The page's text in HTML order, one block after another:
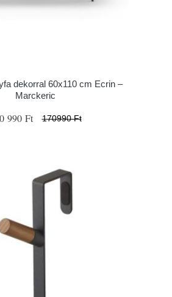
dekorral 60x110 cm Ecrin –
Marckeric
990 Ft 170990 Ft